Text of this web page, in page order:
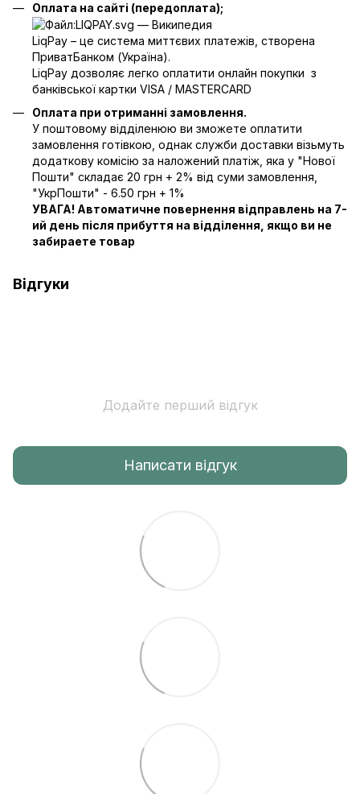
Оплата на сайті (передоплата);
LiqPay – це система миттєвих платежів, створена
ПриватБанком (Україна).
LiqPay дозволяє легко оплатити онлайн покупки з
банківської картки VISA / MASTERCARD
Оплата при отриманні замовлення.
У поштовому відділенюю ви зможете оплатити
замовлення готівкою, однак служби доставки візьмуть
додаткову комісію за наложений платіж, яка у "Нової
Пошти" складає 20 грн + 2% від суми замовлення,
"УкрПошти" - 6.50 грн + 1%
УВАГА! Автоматичне повернення відправлень на 7-
ий день після прибуття на відділення, якщо ви не
забираете товар
Відгуки
Додайте перший відгук
Написати відгук